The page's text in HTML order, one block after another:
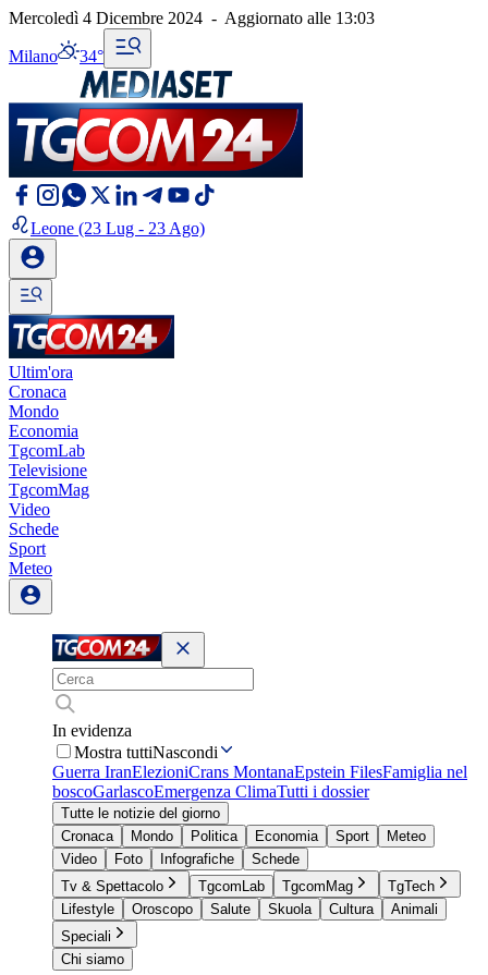
Mercoledì 4 Dicembre 2024 - Aggiornato alle 13:03
Milano 34°
Leone (23 Lug - 23 Ago)
Ultim'ora
Cronaca
Mondo
Economia
TgcomLab
Televisione
TgcomMag
Video
Schede
Sport
Meteo
In evidenza
Mostra tuttiNascondi
Guerra IranElezioniCrans MontanaEpstein FilesFamiglia nel
boscoGarlascoEmergenza ClimaTutti i dossier
Tutte le notizie del giorno
Cronaca
Mondo Politica Economia Sport
Meteo
Video
Foto Infografiche
Schede
Tv & Spettacolo
TgcomLab TgcomMag
TgTech
Lifestyle
Oroscopo Salute Skuola Cultura
Animali
Speciali
Chi siamo